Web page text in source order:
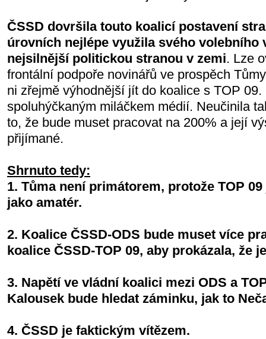
ČSSD dovršila touto koalicí postavení
úrovních nejlépe využila svého volebního
nejsilnější politickou stranou v zemi. Lze
frontální podpoře novinářů ve prospěch
ni zřejmě výhodnější jít do koalice s TOP
spoluhýčkaným miláčkem médií. Neučinila
to, že bude muset pracovat na 200% a její
přijímané.
Shrnuto tedy:
1. Tůma není primátorem, protože TOP
jako amatér.
2. Koalice ČSSD-ODS bude muset více
koalice ČSSD-TOP 09, aby prokázala, že
3. Napětí ve vládní koalici mezi ODS a
Kalousek bude hledat záminku, jak to
4. ČSSD je faktickým vítězem.